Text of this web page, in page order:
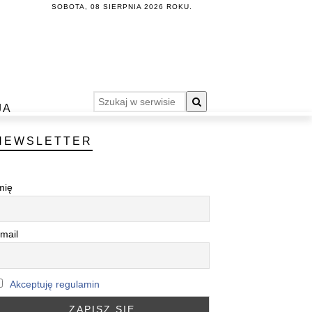
SOBOTA, 08 SIERPNIA 2026 ROKU.
Akceptuję regulamin